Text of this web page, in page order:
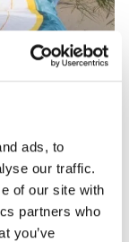
ads, to
our traffic.
of our site with
partners who
you’ve